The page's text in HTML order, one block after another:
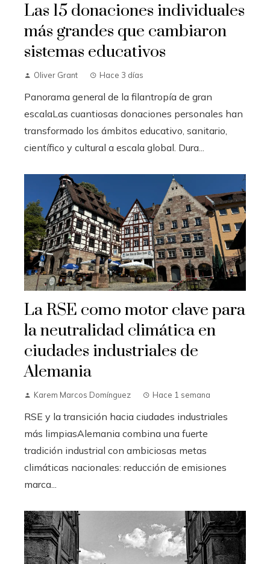
Las 15 donaciones individuales
más grandes que cambiaron
sistemas educativos
Oliver Grant Hace 3 días
Panorama general de la filantropía de gran
escalaLas cuantiosas donaciones personales han
transformado los ámbitos educativo, sanitario,
científico y cultural a escala global. Dura...
La RSE como motor clave para
la neutralidad climática en
ciudades industriales de
Alemania
Karem Marcos Domínguez Hace 1 semana
RSE y la transición hacia ciudades industriales
más limpiasAlemania combina una fuerte
tradición industrial con ambiciosas metas
climáticas nacionales: reducción de emisiones
marca...